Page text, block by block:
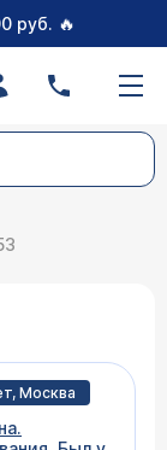
руб. 🔥
Москва